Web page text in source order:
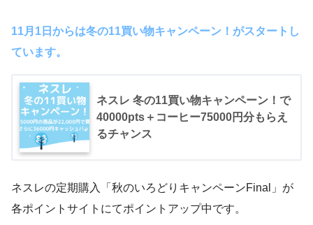
11月1日からは冬の11買い物キャンペーン！がスタートし
ています。
ネスレ 冬の11買い物キャンペーン！で
40000pts＋コーヒー75000円分もらえ
るチャンス
ネスレの定期購入「秋のいろどりキャンペーンFinal」が
各ポイントサイトにてポイントアップ中です。